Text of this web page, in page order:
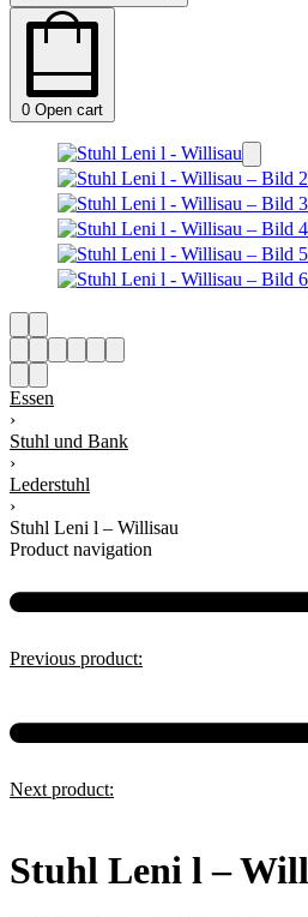
0 Open cart
Essen
›
Stuhl und Bank
›
Lederstuhl
›
Stuhl Leni l – Willisau
Product navigation
Previous product:
Next product:
Stuhl Leni l –